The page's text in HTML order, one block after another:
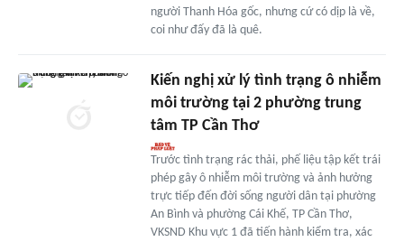
người Thanh Hóa gốc, nhưng cứ có dịp là về,
coi như đấy đã là quê.
Kiến nghị xử lý tình trạng ô nhiễm
môi trường tại 2 phường trung
tâm TP Cần Thơ
Trước tình trạng rác thải, phế liệu tập kết trái
phép gây ô nhiễm môi trường và ảnh hưởng
trực tiếp đến đời sống người dân tại phường
An Bình và phường Cái Khế, TP Cần Thơ,
VKSND Khu vực 1 đã tiến hành kiểm tra, xác